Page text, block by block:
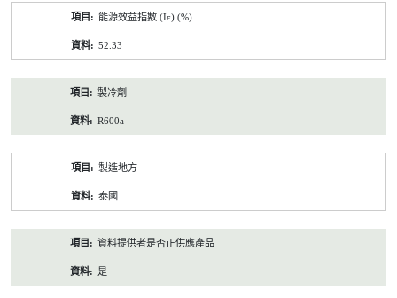
能源效益指數 (Iε) (%)
52.33
製冷劑
R600a
製造地方
泰國
資料提供者是否正供應產品
是